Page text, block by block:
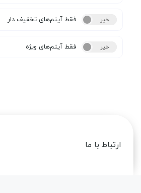
بله خیر فقط آیتم‌های تخفیف دار
بله خیر فقط آیتم‌های ویژه
ارتباط با ما